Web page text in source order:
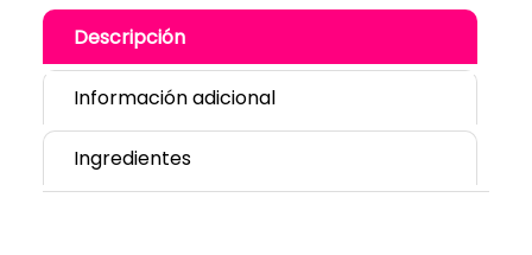
Descripción
Información adicional
Ingredientes